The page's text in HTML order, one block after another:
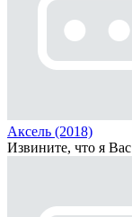
Аксель (2018)
Извините, что я